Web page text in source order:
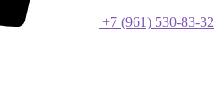
+7 (961) 530-83-32